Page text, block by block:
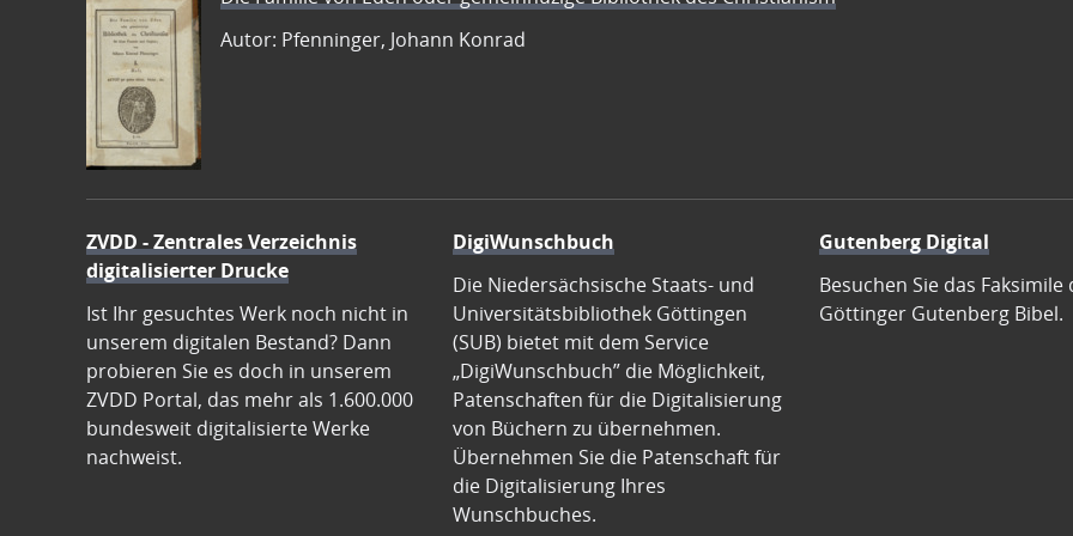
Autor: Pfenninger, Johann Konrad
ZVDD - Zentrales Verzeichnis
digitalisierter Drucke
Ist Ihr gesuchtes Werk noch nicht in
unserem digitalen Bestand? Dann
probieren Sie es doch in unserem
ZVDD Portal, das mehr als 1.600.000
bundesweit digitalisierte Werke
nachweist.
DigiWunschbuch
Die Niedersächsische Staats- und
Universitätsbibliothek Göttingen
(SUB) bietet mit dem Service
„DigiWunschbuch” die Möglichkeit,
Patenschaften für die Digitalisierung
von Büchern zu übernehmen.
Übernehmen Sie die Patenschaft für
die Digitalisierung Ihres
Wunschbuches.
Gutenberg Digital
Besuchen Sie das Faksimile
Göttinger Gutenberg Bibel.